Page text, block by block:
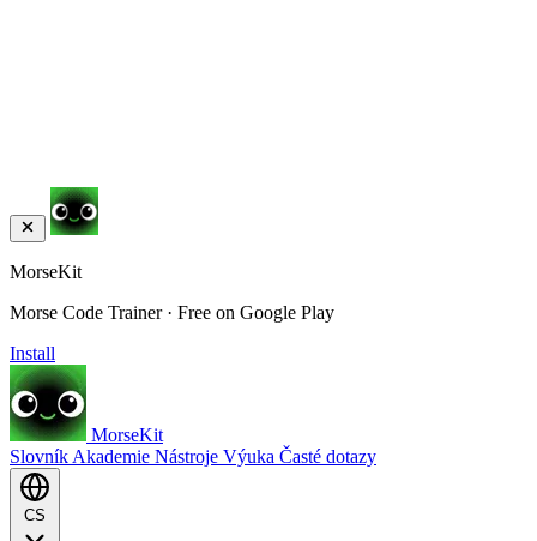
MorseKit
Morse Code Trainer · Free on Google Play
Install
MorseKit
Slovník Akademie Nástroje Výuka Časté dotazy